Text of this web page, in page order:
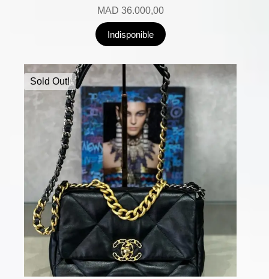
MAD 36.000,00
Indisponible
Sold Out!